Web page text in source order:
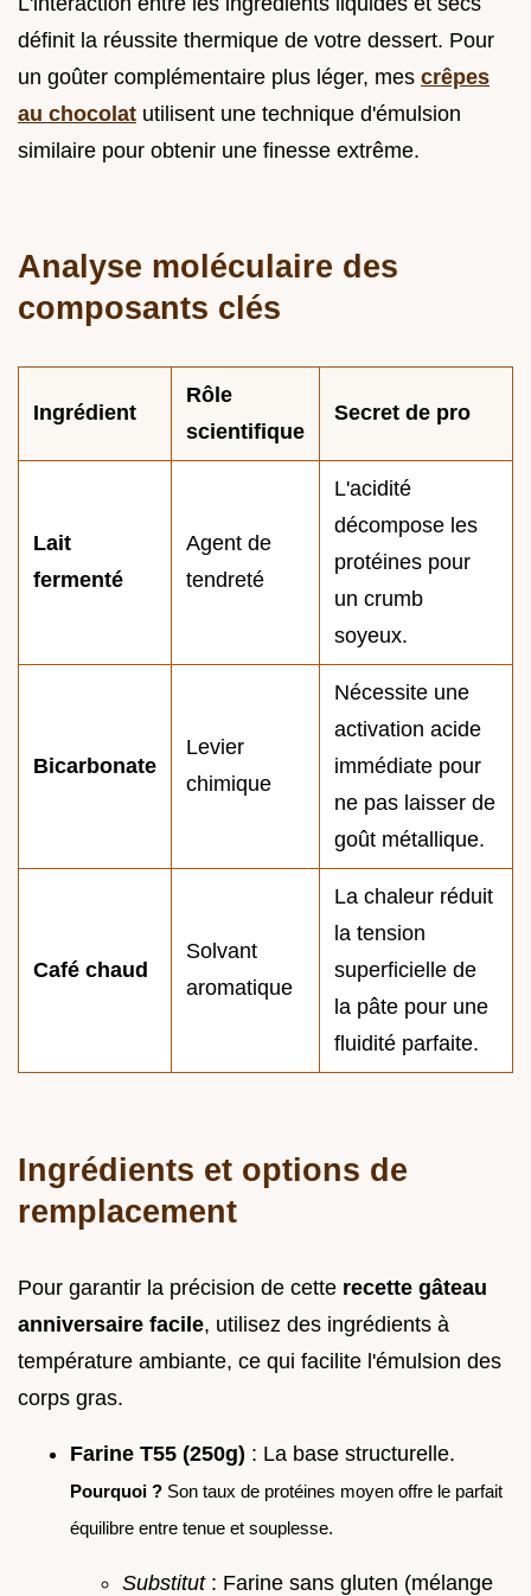
définit la réussite thermique de votre dessert. Pour
un goûter complémentaire plus léger, mes crêpes
au chocolat utilisent une technique d'émulsion
similaire pour obtenir une finesse extrême.
Analyse moléculaire des
composants clés
Ingrédient
Rôle
scientifique
Secret de pro
Lait
fermenté
Agent de
tendreté
L'acidité
décompose les
protéines pour
un crumb
soyeux.
Bicarbonate
Levier
chimique
Nécessite une
activation acide
immédiate pour
ne pas laisser de
goût métallique.
Café chaud
Solvant
aromatique
La chaleur réduit
la tension
superficielle de
la pâte pour une
fluidité parfaite.
Ingrédients et options de
remplacement
Pour garantir la précision de cette recette gâteau
anniversaire facile, utilisez des ingrédients à
température ambiante, ce qui facilite l'émulsion des
corps gras.
Farine T55 (250g) : La base structurelle.
Pourquoi ? Son taux de protéines moyen offre le parfait
équilibre entre tenue et souplesse.
Substitut: Farine sans gluten (mélange